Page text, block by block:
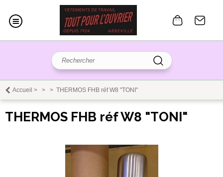
Accueil > > > THERMOS FHB réf W8 "TONI"
THERMOS FHB réf W8 "TONI"